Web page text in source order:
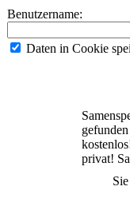
Benutzername:
Daten in Cookie
privat!